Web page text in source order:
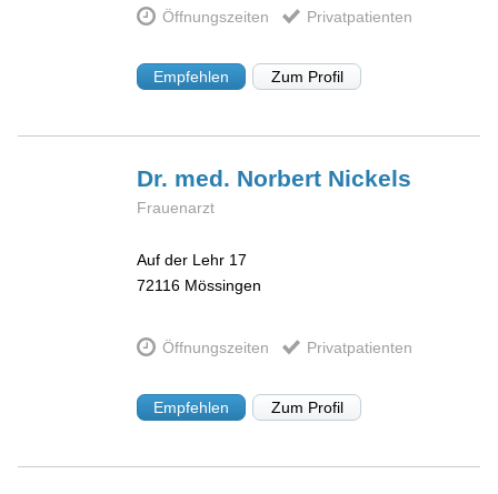
Öffnungszeiten Privatpatienten
Empfehlen Zum Profil
Dr. med. Norbert Nickels
Frauenarzt
Auf der Lehr 17
72116 Mössingen
Öffnungszeiten Privatpatienten
Empfehlen Zum Profil